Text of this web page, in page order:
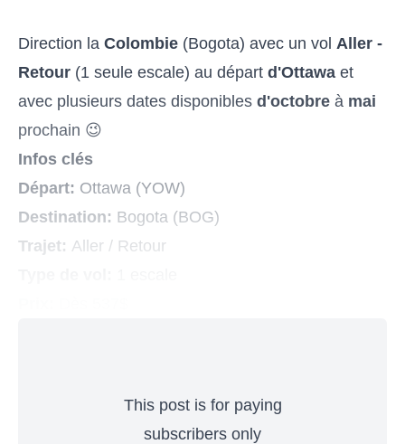
Direction la Colombie (Bogota) avec un vol Aller -
Retour (1 seule escale) au départ d'Ottawa et
avec plusieurs dates disponibles d'octobre à mai
prochain 😉
Infos clés
Départ: Ottawa (YOW)
Destination: Bogota (BOG)
Trajet: Aller / Retour
This post is for paying
subscribers only